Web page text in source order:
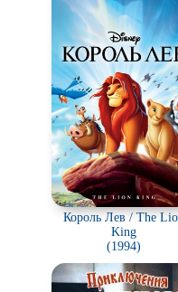
Король Лев / The
King
(1994)